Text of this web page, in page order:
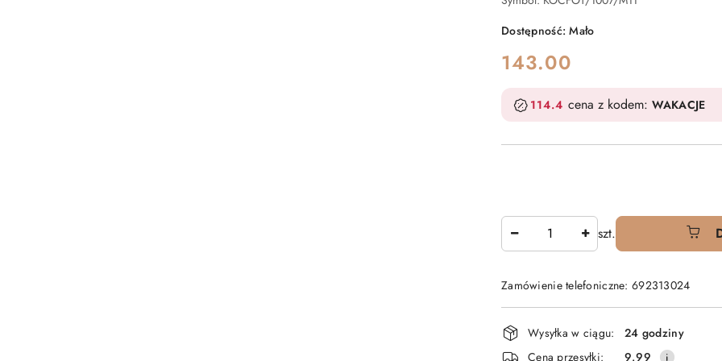
Dostępność:Mało
cena:
143.00
114.4 cena z kodem: WAKACJE
szt.
Zamówienie telefoniczne: 692313024
Dostępność
i
Wysyłka w ciągu:
24 godziny
Cena przesyłki:
9.99